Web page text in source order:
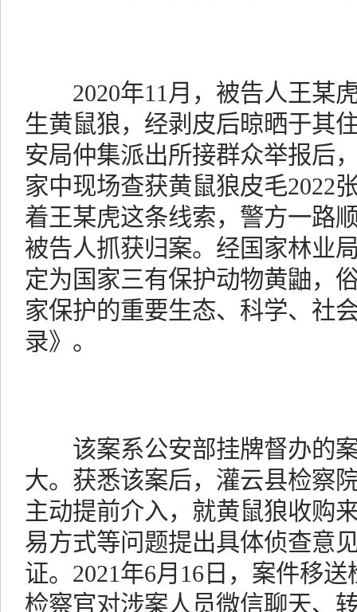
2020年11月，被告人王某
生黄鼠狼，经剥皮后晾晒于其
安局仲集派出所接群众举报后
家中现场查获黄鼠狼皮毛2022
着王某虎这条线索，警方一路
被告人抓获归案。经国家林业
定为国家三有保护动物黄鼬，
家保护的重要生态、科学、社
录》。
该案系公安部挂牌督办的案
大。获悉该案后，灌云县检察
主动提前介入，就黄鼠狼收购
易方式等问题提出具体侦查意
证。2021年6月16日，案件移
检察官对涉案人员微信聊天、